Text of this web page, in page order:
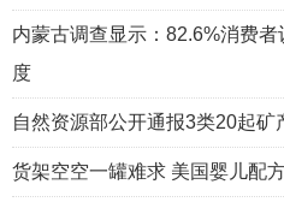
内蒙古调查显示：82.6%消费
度
自然资源部公开通报3类20起矿
货架空空一罐难求 美国婴儿配